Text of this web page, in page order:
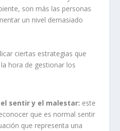
son más las personas
un nivel demasiado
ciertas estrategias que
hora de gestionar los
sentir y el malestar: este
que es normal sentir
que representa una